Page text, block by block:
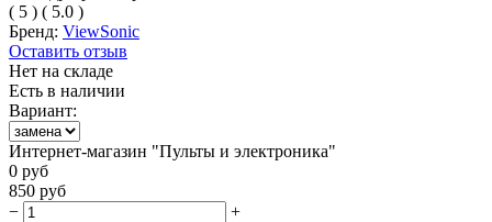
( 5 ) ( 5.0 )
Бренд: ViewSonic
Оставить отзыв
Нет на складе
Есть в наличии
Вариант:
Интернет-магазин "Пульты и электроника"
0 руб
850 руб
−
+